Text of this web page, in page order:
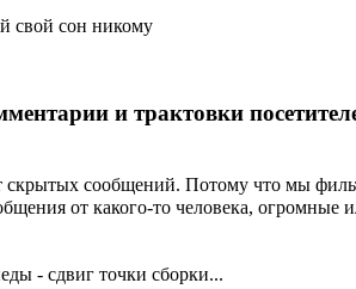
свой сон никому
и трактовки
скрытых сообщений. Потому что мы
от какого-то человека, огромные
- сдвиг точки сборки...